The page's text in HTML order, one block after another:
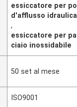
essiccatore per
d'afflusso idraulica
,
essiccatore per
ciaio inossidabile
50 set al mese
ISO9001